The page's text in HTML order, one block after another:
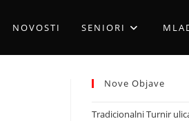
NOVOSTI SENIORI
Nove Objave
Tradicionalni Turnir